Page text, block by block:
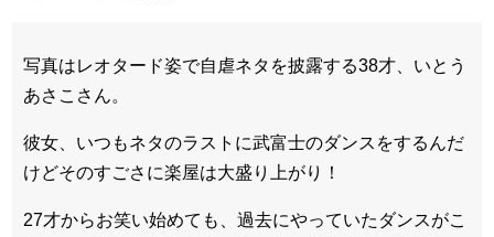
写真はレオタード姿で自虐ネタを披露する38才、いとう
あさこさん。
彼女、いつもネタのラストに武富士のダンスをするんだ
けどそのすごさに楽屋は大盛り上がり！
27才からお笑い始めても、過去にやっていたダンスがこ